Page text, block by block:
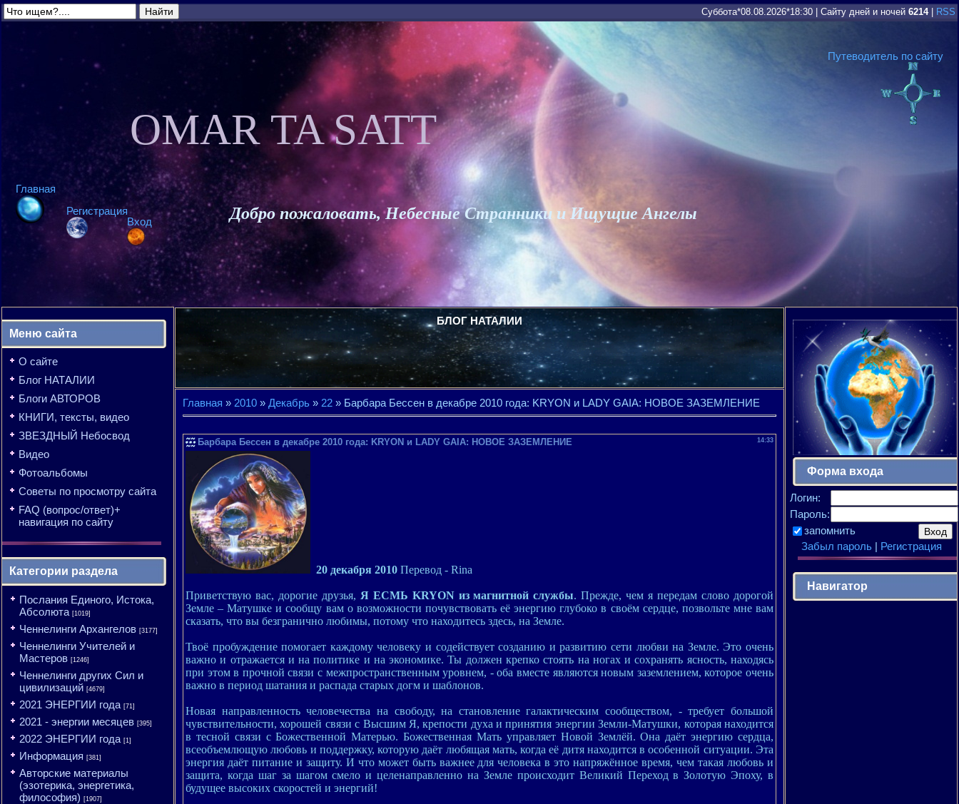
Суббота*08.08.2026*18:30 Сайту дней и ночей 6214| RSS
Путеводитель по сайту
Главная
Регистрация
Вход
OMAR TA SATT
Добро пожаловать, Небесные Странники и Ищущие Ангелы
Меню сайта
О сайте
Блог НАТАЛИИ
Блоги АВТОРОВ
КНИГИ, тексты, видео
ЗВЕЗДНЫЙ Небосвод
Видео
Фотоальбомы
Советы по просмотру сайта
FAQ (вопрос/ответ)+
навигация по сайту
Категории раздела
Послания Единого, Истока,
Абсолюта [1019]
Ченнелинги Архангелов [3177]
Ченнелинги Учителей и
Мастеров [1246]
Ченнелинги других Сил и
цивилизаций [4679]
2021 ЭНЕРГИИ года [71]
2021 - энергии месяцев [395]
2022 ЭНЕРГИИ года [1]
Информация [381]
Авторские материалы
(эзотерика, энергетика,
философия) [1907]
БЛОГ НАТАЛИИ
Главная » 2010 » Декабрь » 22 » Барбара Бессен в декабре 2010 года: KRYON и LADY GAIA: НОВОЕ ЗАЗЕМЛЕНИЕ
14:33
Барбара Бессен в декабре 2010 года: KRYON и LADY GAIA: НОВОЕ ЗАЗЕМЛЕНИЕ
20 декабря 2010 Перевод - Rina
Приветствую вас, дорогие друзья, Я ЕСМЬ KRYON из магнитной службы. Прежде, чем я передам слово дорогой
Земле – Матушке и сообщу вам о возможности почувствовать её энергию глубоко в своём сердце, позвольте мне вам
сказать, что вы безгранично любимы, потому что находитесь здесь, на Земле.
Твоё пробуждение помогает каждому человеку и содействует созданию и развитию сети любви на Земле. Это очень
важно и отражается и на политике и на экономике. Ты должен крепко стоять на ногах и сохранять ясность, находясь
при этом в прочной связи с межпространственным уровнем, - оба вместе являются новым заземлением, которое очень
важно в период шатания и распада старых догм и шаблонов.
Новая направленность человечества на свободу, на становление галактическим сообществом, - требует большой
чувствительности, хорошей связи с Высшим Я, крепости духа и принятия энергии Земли-Матушки, которая находится
в тесной связи с Божественной Матерью. Божественная Мать управляет Новой Землёй. Она даёт энергию сердца,
всеобъемлющую любовь и поддержку, которую даёт любящая мать, когда её дитя находится в особенной ситуации. Эта
энергия даёт питание и защиту. И что может быть важнее для человека в это напряжённое время, чем такая любовь и
защита, когда шаг за шагом смело и целенаправленно на Земле происходит Великий Переход в Золотую Эпоху, в
будущее высоких скоростей и энергий!
Форма входа
Логин:
Пароль:
запомнить
Забыл пароль| Регистрация
Навигатор